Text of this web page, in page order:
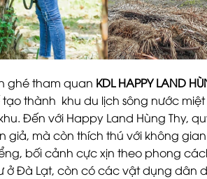
ghé tham quan KDL HAPPY LAND
thành khu du lịch sông nước
Đến với Happy Land Hùng Thy,
mà còn thích thú với không
bối cảnh cực xịn theo phong
ở Đà Lạt, còn có các vật dụng dân